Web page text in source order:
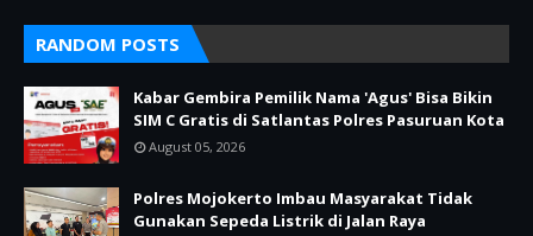
RANDOM POSTS
Kabar Gembira Pemilik Nama 'Agus' Bisa Bikin
SIM C Gratis di Satlantas Polres Pasuruan Kota
August 05, 2026
Polres Mojokerto Imbau Masyarakat Tidak
Gunakan Sepeda Listrik di Jalan Raya